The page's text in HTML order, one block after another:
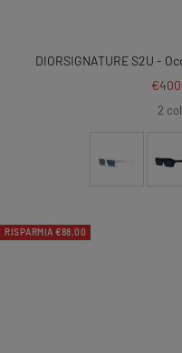
DIORSIGNATURE S2U -
di2
RISPARMIA €88,00